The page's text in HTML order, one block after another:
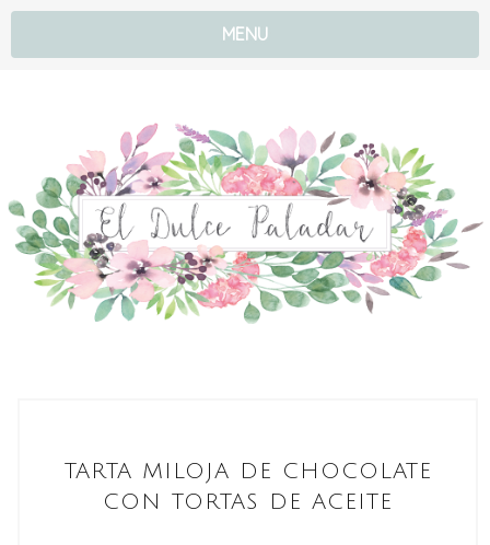
MENU
TARTA MILOJA DE CHOCOLATE
CON TORTAS DE ACEITE